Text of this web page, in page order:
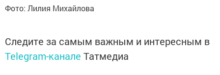
Фото: Лилия Михайлова
Следите за самым важным и интересным в
Telegram-канале Татмедиа